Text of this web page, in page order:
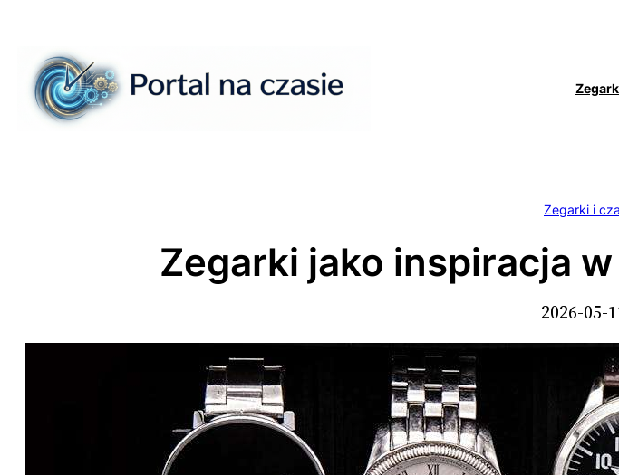
treści
Zegarki i
Zegarki jako inspiracja
2026-05-